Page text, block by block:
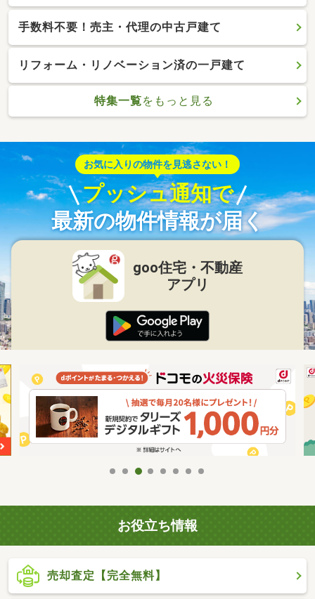
手数料不要！売主・代理の中古戸建て
リフォーム・リノベーション済の一戸建て
特集一覧をもっと見る
お気に入りの物件を見逃さない！
プッシュ通知で
最新の物件情報が届く
goo住宅・不動産
アプリ
お役立ち情報
売却査定【完全無料】